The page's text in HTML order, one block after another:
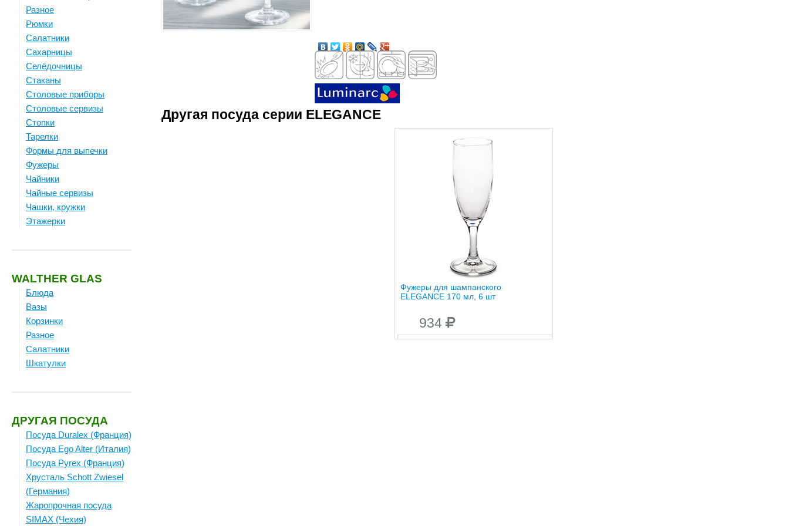
Разное
Рюмки
Салатники
Сахарницы
Селёдочницы
Стаканы
Столовые приборы
Столовые сервизы
Стопки
Тарелки
Формы для выпечки
Фужеры
Чайники
Чайные сервизы
Чашки, кружки
Этажерки
WALTHER GLAS
Блюда
Вазы
Корзинки
Разное
Салатники
Шкатулки
ДРУГАЯ ПОСУДА
Посуда Duralex (Франция)
Посуда Ego Alter (Италия)
Посуда Pyrex (Франция)
Хрусталь Schott Zwiesel
(Германия)
Жаропрочная посуда
SIMAX (Чехия)
Другая посуда серии ELEGANCE
Фужеры для шампанского
ELEGANCE 170 мл, 6 шт
934